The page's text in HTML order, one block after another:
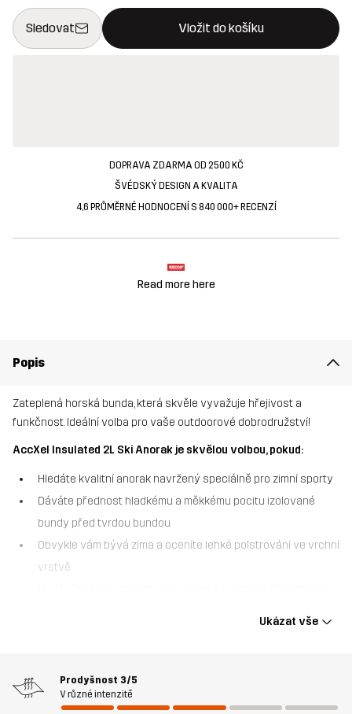
Sledovat Vložit do košíku
Toto tlačítko otevře modální potvrzení nové položky v
{{size}} není k dispozici
DOPRAVA ZDARMA OD 2500 KČ
ŠVÉDSKÝ DESIGN A KVALITA
4,6 PRŮMĚRNÉ HODNOCENÍ S 840 000+ RECENZÍ
Read more here
Popis
Zateplená horská bunda, která skvěle vyvažuje hřejivost a
funkčnost. Ideální volba pro vaše outdoorové dobrodružství!
AccXel Insulated 2L Ski Anorak je skvělou volbou, pokud:
Hledáte kvalitní anorak navržený speciálně pro zimní sporty
Dáváte přednost hladkému a měkkému pocitu izolované
bundy před tvrdou bundou
Obvykle vám bývá zima a oceníte lehké polstrování ve vrchní
vrstvě
Díky hladké vnější látce a rychleschnoucí, lehké izolaci 3M™
Thinsulate™ vás tato lyžařská bunda udrží v pohodlí bez
Ukázat vše
Prodyšnost 3/5
V různé intenzitě